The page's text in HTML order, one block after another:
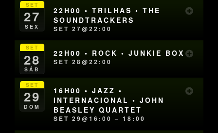
SET
27
SEX
22H00 • TRILHAS • THE
SOUNDTRACKERS
SET 27@22:00
SET
28
SÁB
22H00 • ROCK • JUNKIE BOX
SET 28@22:00
SET
29
DOM
16H00 • JAZZ •
INTERNACIONAL • JOHN
BEASLEY QUARTET
SET 29@16:00 – 18:00